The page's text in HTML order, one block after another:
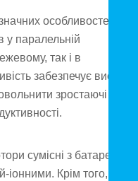
особливостей цієї
у паралельній
так і в
забезпечує високу
зростаючі
сумісні з батареями
іонними. Крім того, є